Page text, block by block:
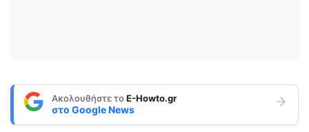
Ακολουθήστε τοE-Howto.gr
στο Google News